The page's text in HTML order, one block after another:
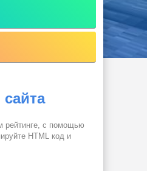
рейтинге, с помощью
HTML код и